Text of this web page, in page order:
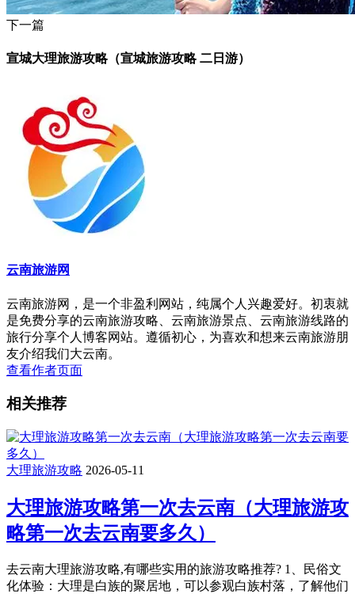
下一篇
宣城大理旅游攻略（宣城旅游攻略 二日游）
云南旅游网
云南旅游网，是一个非盈利网站，纯属个人兴趣爱好。初衷就
是免费分享的云南旅游攻略、云南旅游景点、云南旅游线路的
旅行分享个人博客网站。遵循初心，为喜欢和想来云南旅游朋
友介绍我们大云南。
查看作者页面
相关推荐
大理旅游攻略 2026-05-11
大理旅游攻略第一次去云南（大理旅游攻
略第一次去云南要多久）
去云南大理旅游攻略,有哪些实用的旅游攻略推荐? 1、民俗文
化体验：大理是白族的聚居地，可以参观白族村落，了解他们